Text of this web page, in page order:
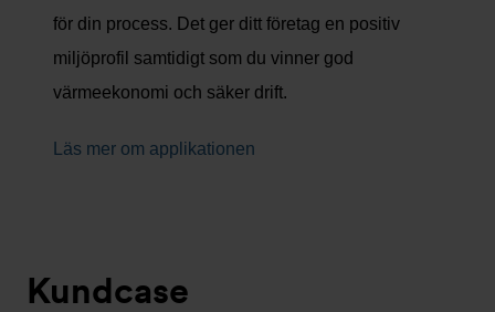
för din process. Det ger ditt företag en positiv
miljöprofil samtidigt som du vinner god
värmeekonomi och säker drift.
Läs mer om applikationen
Kundcase